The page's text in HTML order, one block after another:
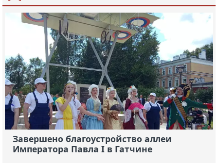
Завершено благоустройство аллеи
Императора Павла I в Гатчине